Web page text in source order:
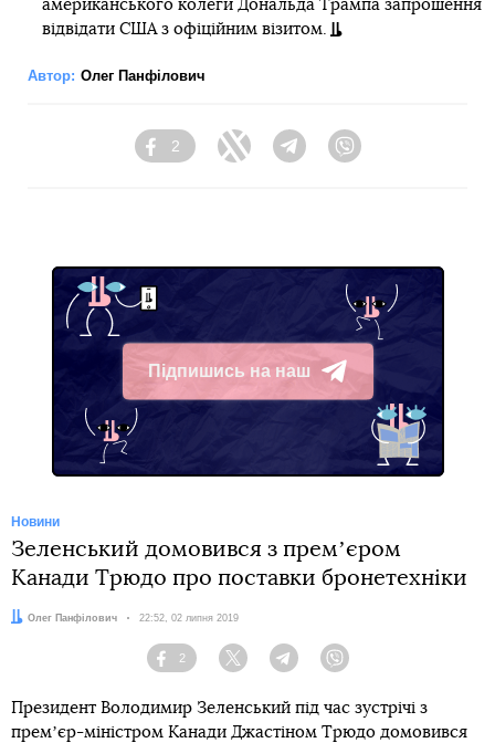
американського колеги Дональда Трампа запрошення
відвідати США з офіційним візитом.
Автор: Олег Панфілович
Facebook
2
Twitter Telegram
Підпишись на наш
Telegram
Новини
Зеленський домовився з премʼєром
Канади Трюдо про поставки бронетехніки
Автор:
Олег Панфілович Дата:
22:52, 02 липня 2019
Facebook
2
Twitter TelegramViber
Президент Володимир Зеленський під час зустрічі з
премʼєр-міністром Канади Джастіном Трюдо домовився